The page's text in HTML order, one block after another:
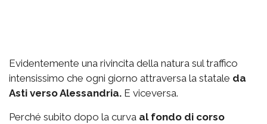
Evidentemente una rivincita della natura sul traffico
intensissimo che ogni giorno attraversa la statale da
Asti verso Alessandria. E viceversa.
Perché subito dopo la curva al fondo di corso